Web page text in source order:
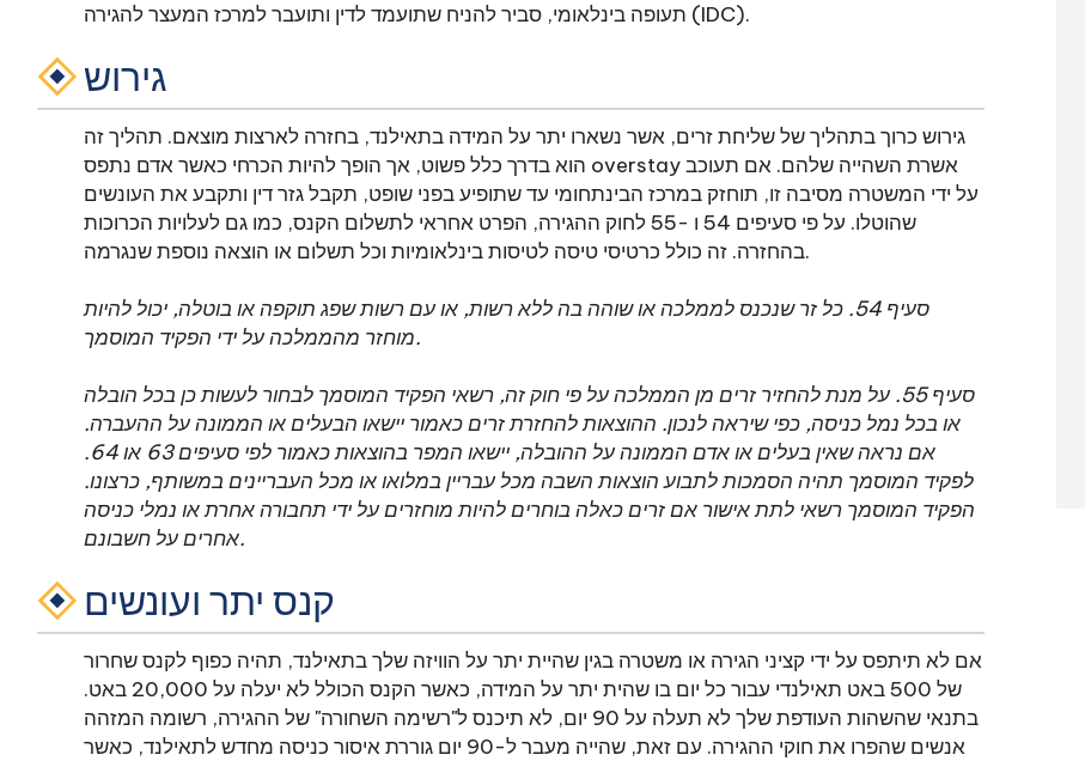
תעופה בינלאומי, סביר להניח שתועמד לדין ותועבר למרכז המעצר להגירה (IDC).
גירוש
גירוש כרוך בתהליך של שליחת זרים, אשר נשארו יתר על המידה בתאילנד, בחזרה לארצות מוצאם. תהליך זה
הוא בדרך כלל פשוט, אך הופך להיות הכרחי כאשר אדם נתפס overstay אשרת השהייה שלהם. אם תעוכב
על ידי המשטרה מסיבה זו, תוחזק במרכז הבינתחומי עד שתופיע בפני שופט, תקבל גזר דין ותקבע את העונשים
שהוטלו. על פי סעיפים 54 ו -55 לחוק ההגירה, הפרט אחראי לתשלום הקנס, כמו גם לעלויות הכרוכות
בהחזרה. זה כולל כרטיסי טיסה לטיסות בינלאומיות וכל תשלום או הוצאה נוספת שנגרמה.
סעיף 54. כל זר שנכנס לממלכה או שוהה בה ללא רשות, או עם רשות שפג תוקפה או בוטלה, יכול להיות
מוחזר מהממלכה על ידי הפקיד המוסמך.
סעיף 55. על מנת להחזיר זרים מן הממלכה על פי חוק זה, רשאי הפקיד המוסמך לבחור לעשות כן בכל הובלה
או בכל נמל כניסה, כפי שיראה לנכון. ההוצאות להחזרת זרים כאמור יישאו הבעלים או הממונה על ההעברה.
אם נראה שאין בעלים או אדם הממונה על ההובלה, יישאו המפר בהוצאות כאמור לפי סעיפים 63 או 64.
לפקיד המוסמך תהיה הסמכות לתבוע הוצאות השבה מכל עבריין במלואו או מכל העבריינים במשותף, כרצונו.
הפקיד המוסמך רשאי לתת אישור אם זרים כאלה בוחרים להיות מוחזרים על ידי תחבורה אחרת או נמלי כניסה
אחרים על חשבונם.
קנס יתר ועונשים
אם לא תיתפס על ידי קציני הגירה או משטרה בגין שהיית יתר על הוויזה שלך בתאילנד, תהיה כפוף לקנס שחרור
של 500 באט תאילנדי עבור כל יום בו שהית יתר על המידה, כאשר הקנס הכולל לא יעלה על 20,000 באט.
בתנאי שהשהות העודפת שלך לא תעלה על 90 יום, לא תיכנס ל"רשימה השחורה" של ההגירה, רשומה המזהה
אנשים שהפרו את חוקי ההגירה. עם זאת, שהייה מעבר ל-90 יום גוררת איסור כניסה מחדש לתאילנד, כאשר